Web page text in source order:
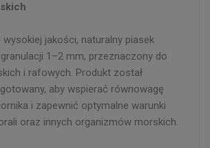
wysokiej jakości, naturalny piasek
1–2 mm, przeznaczony do
i rafowych. Produkt został
aby wspierać równowagę
i zapewnić optymalne warunki
oraz innych organizmów morskich.